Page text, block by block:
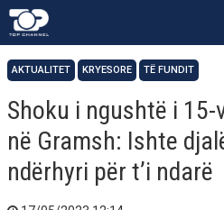
AKTUALITET KRYESORE TË FUNDIT
Shoku i ngushtë i
në Gramsh: Ishte
ndërhyri për t’i ndarë